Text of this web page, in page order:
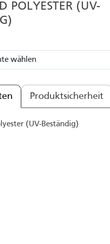
POLYESTER (UV-
Produktsicherheit
(UV-Beständig)